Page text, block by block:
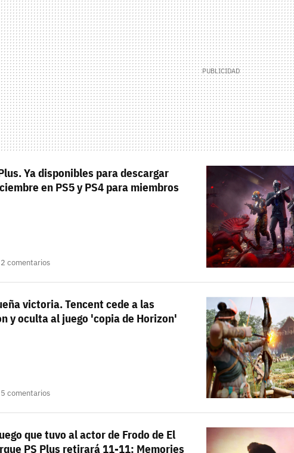
Ya disponibles para descargar
en PS5 y PS4 para miembros
2 comentarios
victoria. Tencent cede a las
y oculta al juego 'copia de Horizon'
5 comentarios
que tuvo al actor de Frodo de El
PS Plus retirará 11-11: Memories